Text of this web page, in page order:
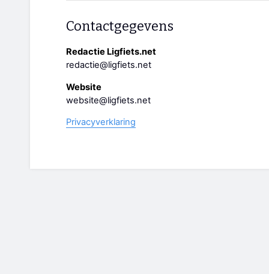
Contactgegevens
Redactie Ligfiets.net
redactie@ligfiets.net
Website
website@ligfiets.net
Privacyverklaring